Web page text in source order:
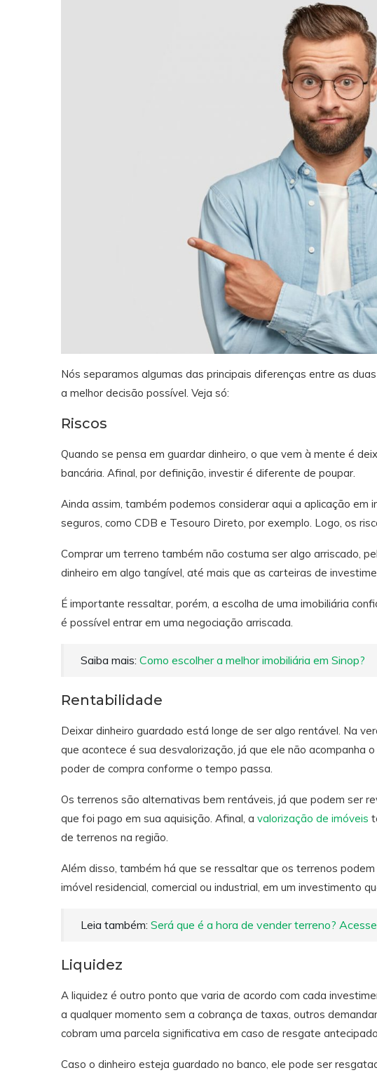
Nós separamos algumas das principais diferenças entre as
a melhor decisão possível. Veja só:
Riscos
Quando se pensa em guardar dinheiro, o que vem à mente é
bancária. Afinal, por definição, investir é diferente de poupar.
Ainda assim, também podemos considerar aqui a aplicação em
seguros, como CDB e Tesouro Direto, por exemplo. Logo, os
Comprar um terreno também não costuma ser algo arriscado,
dinheiro em algo tangível, até mais que as carteiras de
É importante ressaltar, porém, a escolha de uma imobiliária
é possível entrar em uma negociação arriscada.
Saiba mais: Como escolher a melhor imobiliária em Sinop?
Rentabilidade
Deixar dinheiro guardado está longe de ser algo rentável. Na
que acontece é sua desvalorização, já que ele não acompanha
poder de compra conforme o tempo passa.
Os terrenos são alternativas bem rentáveis, já que podem ser
que foi pago em sua aquisição. Afinal, a valorização de imóveis
de terrenos na região.
Além disso, também há que se ressaltar que os terrenos
imóvel residencial, comercial ou industrial, em um investimento
Leia também: Será que é a hora de vender terreno?
Liquidez
A liquidez é outro ponto que varia de acordo com cada
a qualquer momento sem a cobrança de taxas, outros
cobram uma parcela significativa em caso de resgate
Caso o dinheiro esteja guardado no banco, ele pode ser